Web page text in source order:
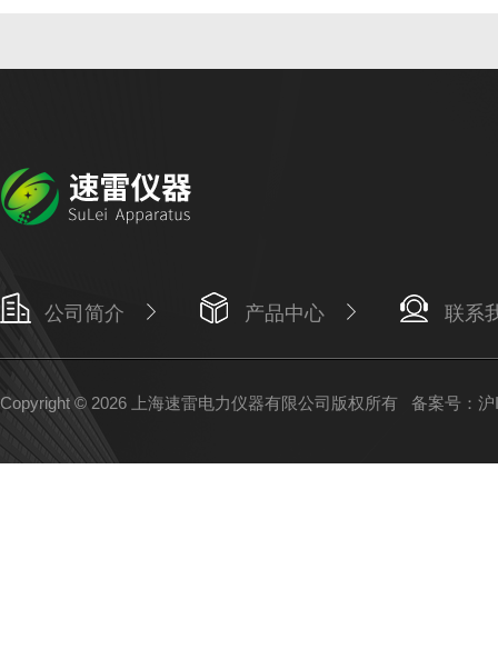
公司简介 产品中心 联系
Copyright © 2026 上海速雷电力仪器有限公司版权所有 备案号：